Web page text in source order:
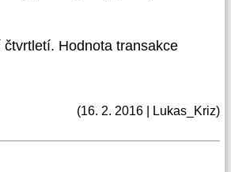
Hodnota transakce
(16. 2. 2016 | Lukas_Kriz)